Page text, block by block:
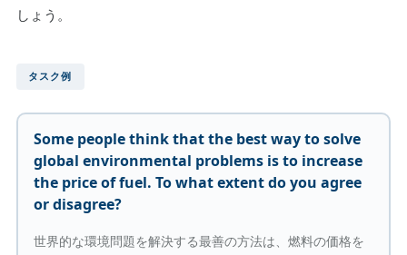
しょう。
タスク例
Some people think that the best way to solve
global environmental problems is to increase
the price of fuel. To what extent do you agree
or disagree?
世界的な環境問題を解決する最善の方法は、燃料の価格を